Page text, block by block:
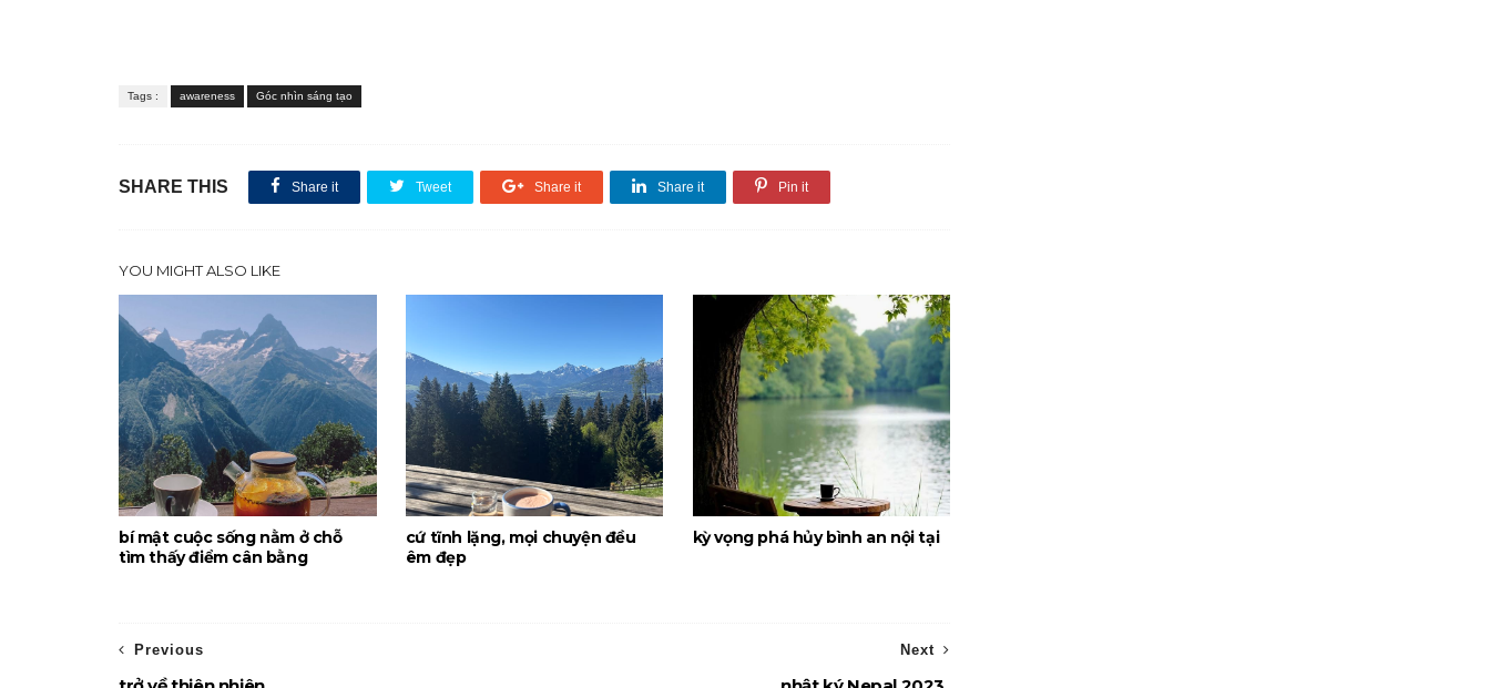
Tags : awareness Góc nhìn sáng tạo
SHARE THIS Share it Tweet Share it Share it Pin it
YOU MIGHT ALSO LIKE
bí mật cuộc sống nằm ở chỗ
tìm thấy điểm cân bằng
cứ tĩnh lặng, mọi chuyện đều
êm đẹp
kỳ vọng phá hủy bình an nội tại
Next
Previous